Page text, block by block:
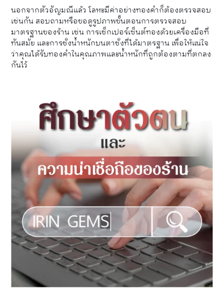
นอกจากตัวอัญมณีแล้ว โลหะมีค่าอย่างทองคำก็ต้องตรวจสอบ
เช่นกัน สอบถามหรือขอดูรูปภาพขั้นตอนการตรวจสอบ
มาตรฐานของร้าน เช่น การเช็กเปอร์เซ็นต์ทองด้วยเครื่องมือที่
ทันสมัย และการชั่งน้ำหนักบนตาชั่งที่ได้มาตรฐาน เพื่อให้แน่ใจ
ว่าคุณได้รับทองคำในคุณภาพและน้ำหนักที่ถูกต้องตามที่ตกลง
กันไว้